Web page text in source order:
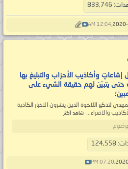
833,746
12:04 AM
إشاعاتٍ وأكاذيب الأحزاب والتبليغ بها
حتى يتبيّن لهم حقيقة الشيء على
لتذکیر اللاخوة الذین ینشرون الاخبار الکاذبة
شاهد أكثر
07:20 PM